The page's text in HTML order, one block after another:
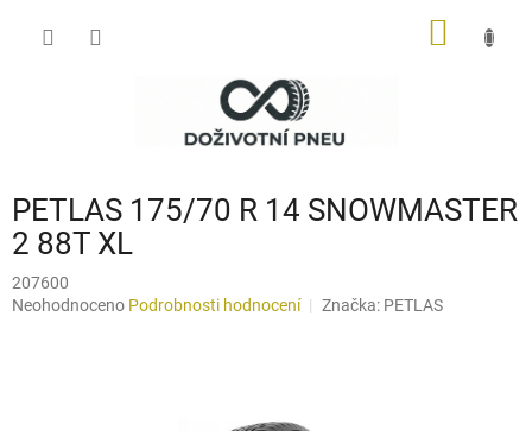
PETLAS 175/70 R 14 SNOWMASTER
2 88T XL
207600
Průměrné
Neohodnoceno Podrobnosti hodnocení Značka: PETLAS